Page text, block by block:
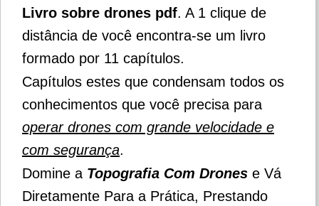
Livro sobre drones pdf. A 1 clique de
distância de você encontra-se um livro
formado por 11 capítulos.
Capítulos estes que condensam todos os
conhecimentos que você precisa para
operar drones com grande velocidade e
com segurança.
Domine a Topografia Com Drones e Vá
Diretamente Para a Prática, Prestando